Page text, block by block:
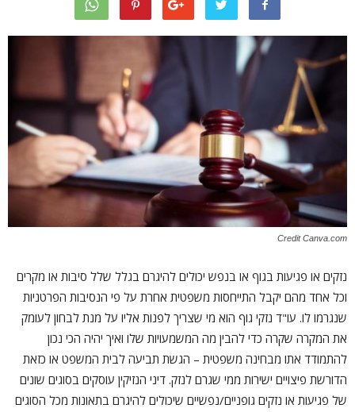
Credit Canva.com
נזקים או פגיעות בגוף או בנפש יכולים להיגרם בגלל שלל סיבות או מקרים
וכל אחד מהם יקבל התייחסות משפטית אחרת על פי הנסיבות הפרטניות
שנגרמו לו. עו"ד נזקי גוף הוא מי שצריך לפנות אליו על מנת לבחון לעומק
את המקרה שקרה כדי להבין מה המשמעויות שלו ואיך יהיה הכי נכון
להתמודד אתו מבחינה משפטית – הגשת תביעה לבית המשפט או כזאת
הדורשת פיצויים ישירות ממי שגרם לנזק. דיני הנזיקין עוסקים בסוגים שונים
של פגיעות או נזקים גופניים/נפשיים שיכולים להיגרם בתאונות מכל הסוגים